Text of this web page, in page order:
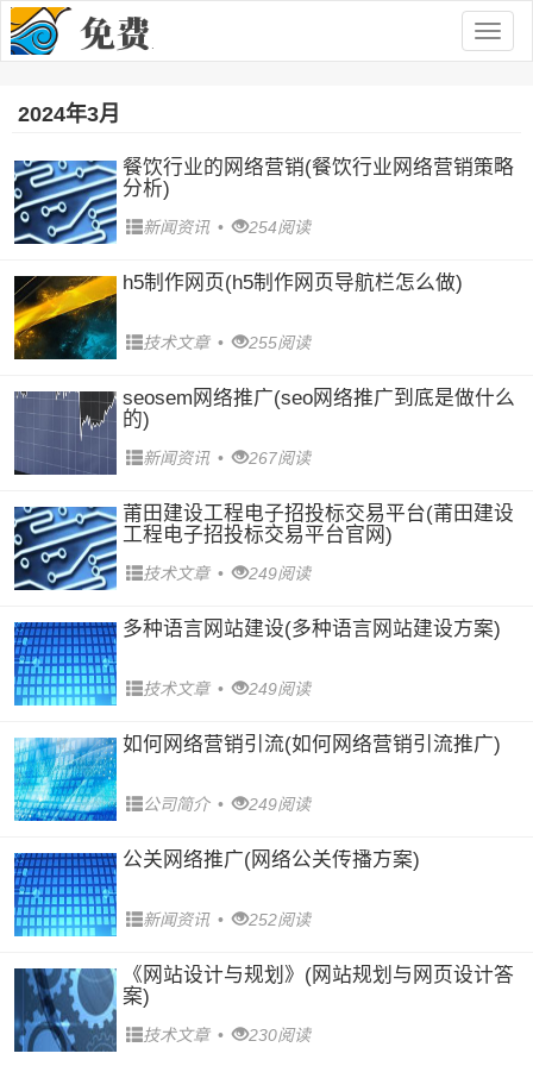
2024年3月
餐饮行业的网络营销(餐饮行业网络营销策略
分析)
新闻资讯 • 254阅读
h5制作网页(h5制作网页导航栏怎么做)
技术文章 • 255阅读
seosem网络推广(seo网络推广到底是做什么
的)
新闻资讯 • 267阅读
莆田建设工程电子招投标交易平台(莆田建设
工程电子招投标交易平台官网)
技术文章 • 249阅读
多种语言网站建设(多种语言网站建设方案)
技术文章 • 249阅读
如何网络营销引流(如何网络营销引流推广)
公司简介 • 249阅读
公关网络推广(网络公关传播方案)
新闻资讯 • 252阅读
《网站设计与规划》(网站规划与网页设计答
案)
技术文章 • 230阅读